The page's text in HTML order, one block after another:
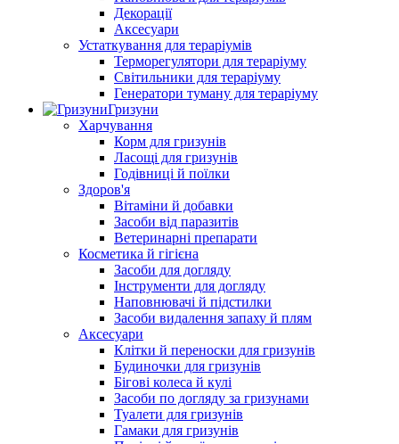
Декорації
Аксесуари
Устаткування для тераріумів
Терморегулятори для тераріуму
Світильники для тераріуму
Генератори туману для тераріуму
Гризуни
Харчування
Корм для гризунів
Ласощі для гризунів
Годівниці й поїлки
Здоров'я
Вітаміни й добавки
Засоби від паразитів
Ветеринарні препарати
Косметика й гігієна
Засоби для догляду
Інструменти для догляду
Наповнювачі й підстилки
Засоби видалення запаху й плям
Аксесуари
Клітки й переноски для гризунів
Будиночки для гризунів
Бігові колеса й кулі
Засоби по догляду за гризунами
Туалети для гризунів
Гамаки для гризунів